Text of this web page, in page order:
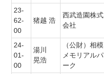
23-
62-
00
猪越 浩
西武造園株式
会社
24-
01-
00
湯川
晃浩
（公財）相模
メモリアルパ
ーク